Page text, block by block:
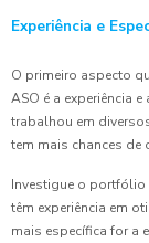
Experiência e
O primeiro aspecto
ASO é a experiência
trabalhou em
tem mais chances
Investigue o portfólio
têm experiência em
mais específica for a